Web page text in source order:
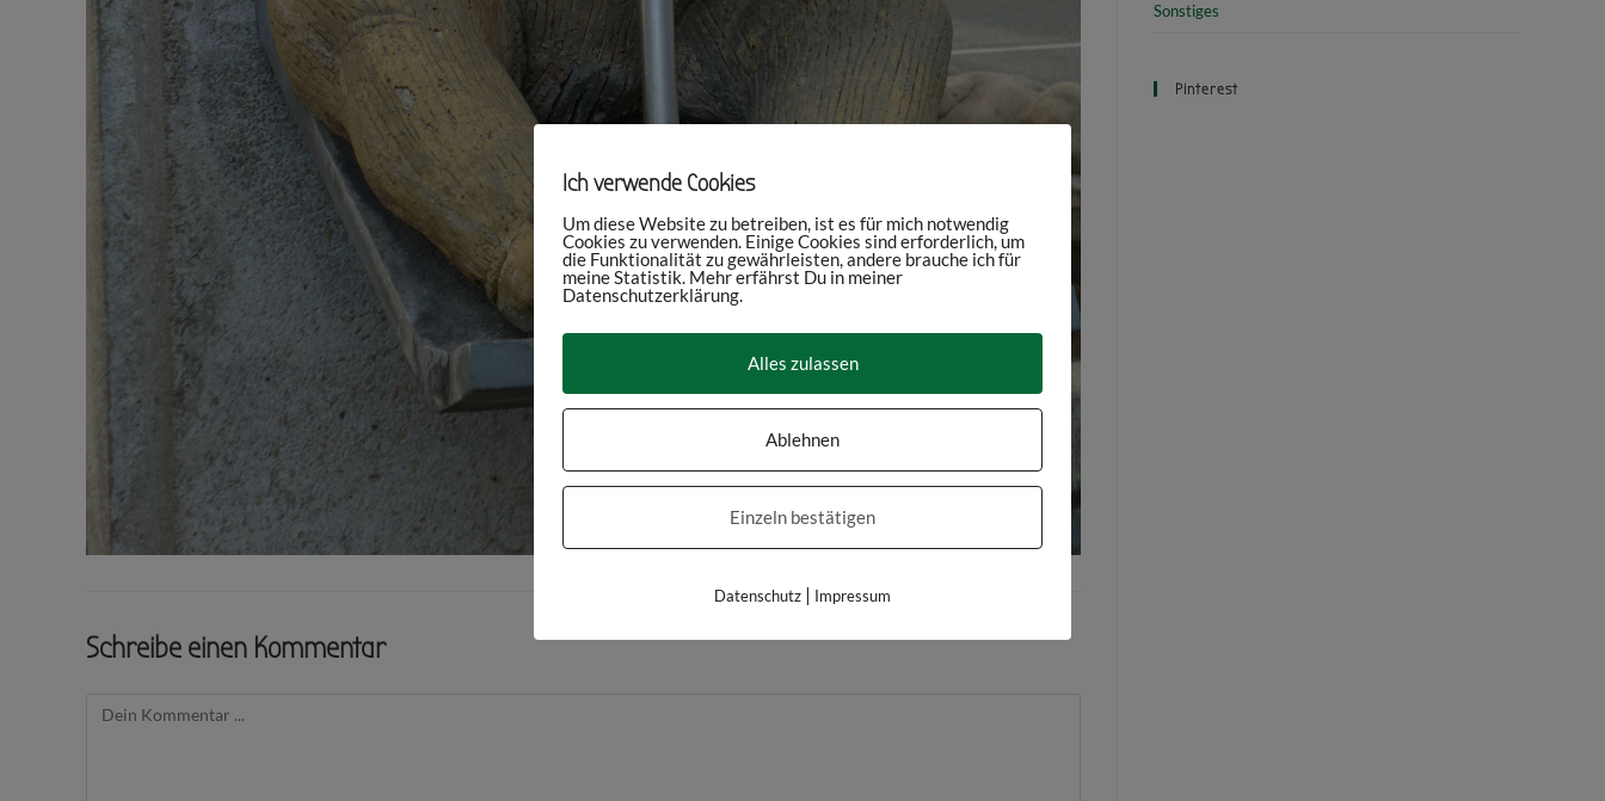
Schreibe einen Kommentar
Sonstiges
Pinterest
Ich verwende Cookies
Um diese Website zu betreiben, ist es für mich notwendig
Cookies zu verwenden. Einige Cookies sind erforderlich, um
die Funktionalität zu gewährleisten, andere brauche ich für
meine Statistik. Mehr erfährst Du in meiner
Datenschutzerklärung.
Alles zulassen
Ablehnen
Einzeln bestätigen
Datenschutz | Impressum